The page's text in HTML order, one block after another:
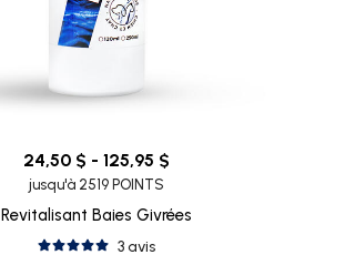
24,50 $ - 125,95 $
jusqu'à 2519 POINTS
Revitalisant Baies Givrées
3 avis